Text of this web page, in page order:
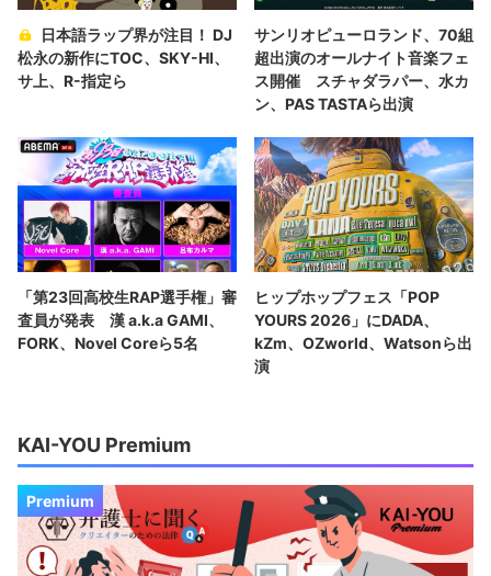
日本語ラップ界が注目！ DJ
松永の新作にTOC、SKY-HI、
サ上、R-指定ら
サンリオピューロランド、70組
超出演のオールナイト音楽フェ
ス開催 スチャダラパー、水カ
ン、PAS TASTAら出演
「第23回高校生RAP選手権」審
査員が発表 漢 a.k.a GAMI、
FORK、Novel Coreら5名
ヒップホップフェス「POP
YOURS 2026」にDADA、
kZm、OZworld、Watsonら出
演
KAI-YOU Premium
Premium